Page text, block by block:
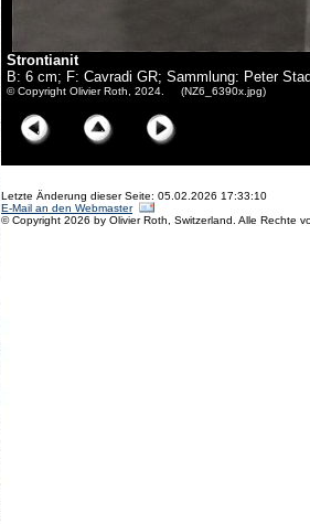
Strontianit
B: 6 cm; F: Cavradi GR; Sammlung: Peter
© Copyright Olivier Roth, 2024. (NZ6_6390x.jpg)
Letzte Änderung dieser Seite: 05.02.2026 17:33:10
E-Mail an den Webmaster
© Copyright 2026 by Olivier Roth, Switzerland. Alle Rechte